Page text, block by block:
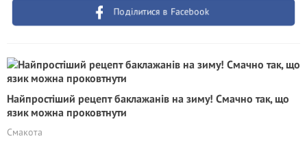
Поділитися в Facebook
Найпростіший рецепт баклажанів на зиму! Смачно так, що
язик можна проковтнути
Смакота